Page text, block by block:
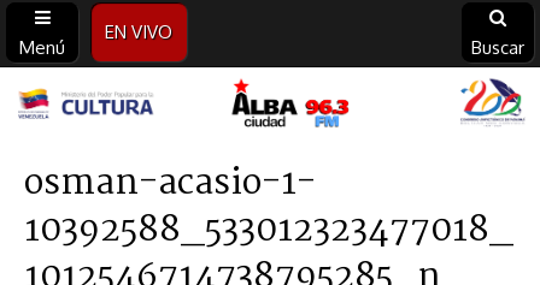
Menú
EN VIVO
Buscar
Alba
Ciudad
96.3
osman-acasio-1-
10392588_533012323477018_